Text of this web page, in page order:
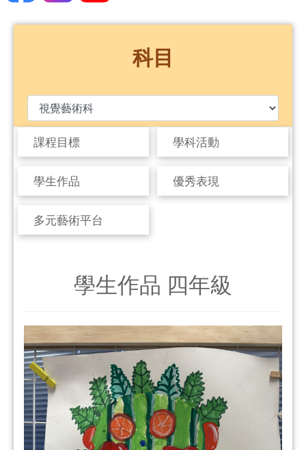
科目
課程目標 學科活動
學生作品 優秀表現
多元藝術平台
學生作品 四年級